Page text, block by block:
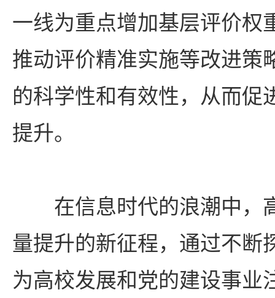
一线为重点增加基层评价权
推动评价精准实施等改进策
的科学性和有效性，从而促
提升。
在信息时代的浪潮中，
量提升的新征程，通过不断
为高校发展和党的建设事业